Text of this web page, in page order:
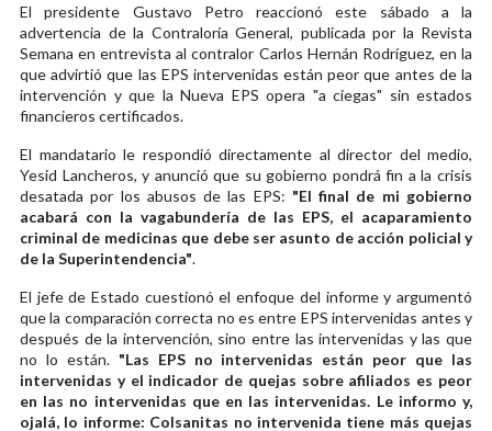
El presidente Gustavo Petro reaccionó este sábado a la
advertencia de la Contraloría General, publicada por la Revista
Semana en entrevista al contralor Carlos Hernán Rodríguez, en la
que advirtió que las EPS intervenidas están peor que antes de la
intervención y que la Nueva EPS opera "a ciegas" sin estados
financieros certificados.
El mandatario le respondió directamente al director del medio,
Yesid Lancheros, y anunció que su gobierno pondrá fin a la crisis
desatada por los abusos de las EPS: "El final de mi gobierno
acabará con la vagabundería de las EPS, el acaparamiento
criminal de medicinas que debe ser asunto de acción policial y
de la Superintendencia".
El jefe de Estado cuestionó el enfoque del informe y argumentó
que la comparación correcta no es entre EPS intervenidas antes y
después de la intervención, sino entre las intervenidas y las que
no lo están. "Las EPS no intervenidas están peor que las
intervenidas y el indicador de quejas sobre afiliados es peor
en las no intervenidas que en las intervenidas. Le informo y,
ojalá, lo informe: Colsanitas no intervenida tiene más quejas